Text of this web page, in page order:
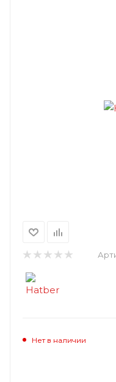
Нет в наличии